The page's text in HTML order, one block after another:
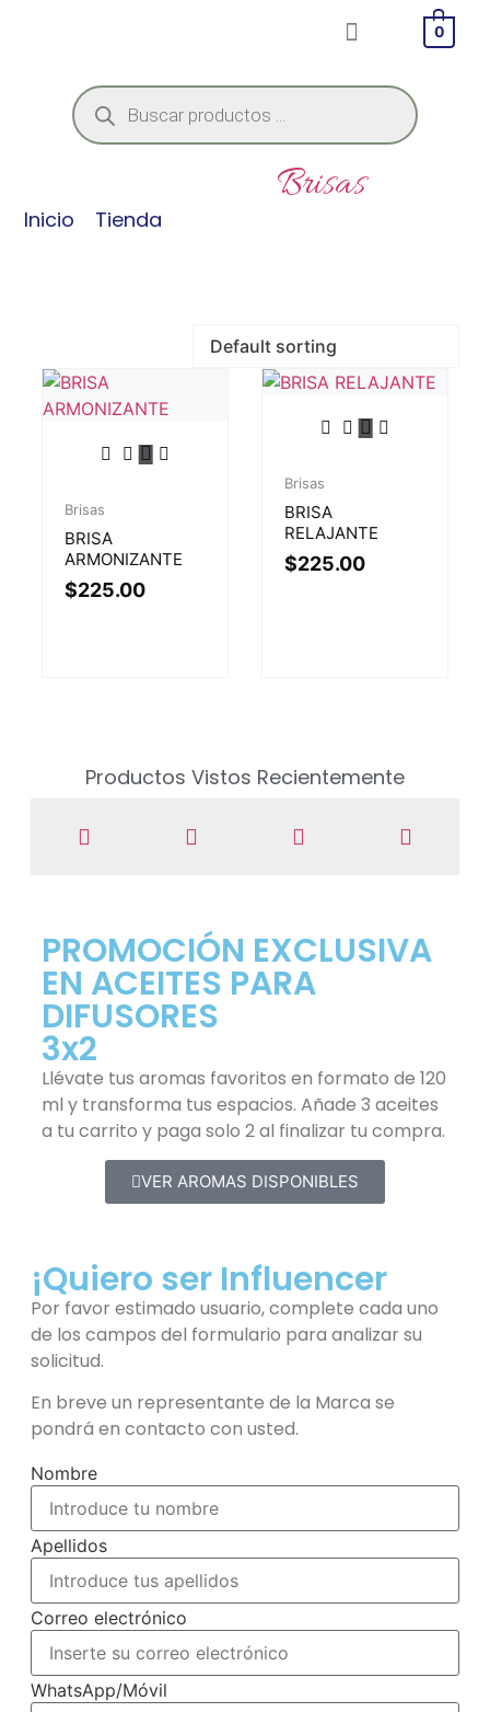
0
Brisas
Inicio Tienda
Brisas
BRISA
ARMONIZANTE
$225.00
Brisas
BRISA
RELAJANTE
$225.00
Productos Vistos Recientemente
PROMOCIÓN EXCLUSIVA
EN ACEITES PARA
DIFUSORES
3x2
Llévate tus aromas favoritos en formato de 120
ml y transforma tus espacios. Añade 3 aceites
a tu carrito y paga solo 2 al finalizar tu compra.
VER AROMAS DISPONIBLES
¡Quiero ser Influencer
Por favor estimado usuario, complete cada uno
de los campos del formulario para analizar su
solicitud.
En breve un representante de la Marca se
pondrá en contacto con usted.
Nombre
Apellidos
Correo electrónico
WhatsApp/Móvil